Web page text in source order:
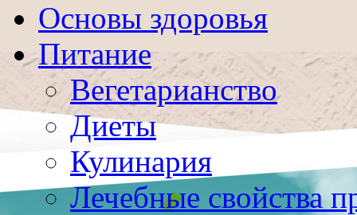
Основы здоровья
Питание
Вегетарианство
Диеты
Кулинария
Лечебные свойства